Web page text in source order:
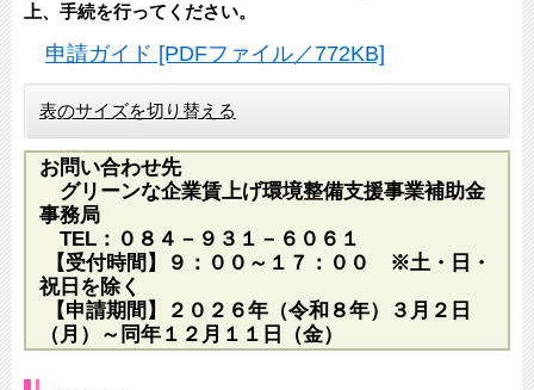
上、手続を行ってください。
申請ガイド [PDFファイル／772KB]
表のサイズを切り替える
お問い合わせ先
グリーンな企業賃上げ環境整備支援事業補助金
事務局
TEL：０８４－９３１－６０６１
【受付時間】９：００～１７：００ ※土・日・
祝日を除く
【申請期間】２０２６年（令和８年）３月２日
（月）～同年１２月１１日（金）